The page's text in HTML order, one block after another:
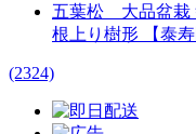
五葉松 大品盆栽
根上り樹形 【泰
(2324)